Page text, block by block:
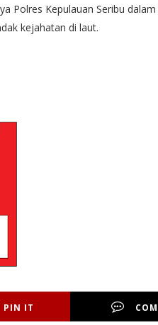
Polres Kepulauan Seribu
kejahatan di laut.
PIN IT